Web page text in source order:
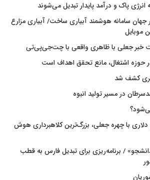
پاک و درآمد پایدار تبدیل می‌شوند
جهان سامانه هوشمند آبیاری ساخت/ آبیاری مزارع
موبایل
خبر جعلی با ظاهری واقعی با چت‌جی‌پی‌تی
حوزه اشتغال، مانع تحقق اهداف است
کشف شد
در مسیر تولید انبوه
۲۵ میلیون دلاری با چهره جعلی، بزرگ‌ترین کلاهبرداری هوش
/ برنامه‌ریزی برای تبدیل فارس به قطب